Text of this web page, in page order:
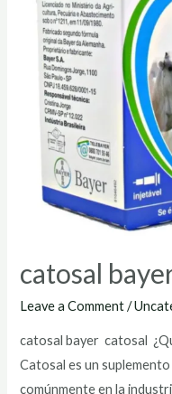
catosal
Leave a Comment /
catosal bayer catosal
Catosal es un
comúnmente en la